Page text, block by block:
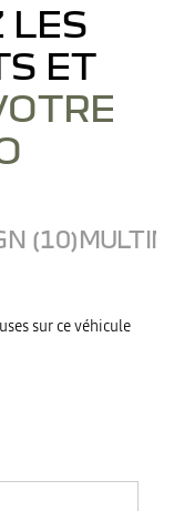
LES
ET
(10)
sur ce véhicule